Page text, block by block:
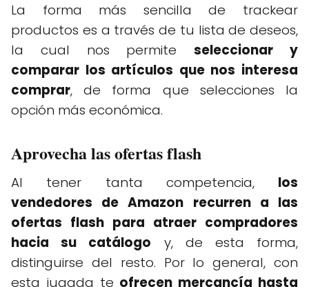
La forma más sencilla de trackear
productos es a través de tu lista de deseos,
la cual nos permiteseleccionar y
comparar los artículos que nos interesa
comprar, de forma que selecciones la
opción más económica.
Aprovecha las ofertas flash
Al tener tanta competencia, los
vendedores de Amazon recurren a las
ofertas flash para atraer compradores
hacia su catálogo y, de esta forma,
distinguirse del resto. Por lo general, con
esta jugada te ofrecen mercancía hasta